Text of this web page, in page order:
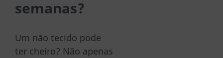
semanas?
Um não tecido pode
ter cheiro? Não apenas